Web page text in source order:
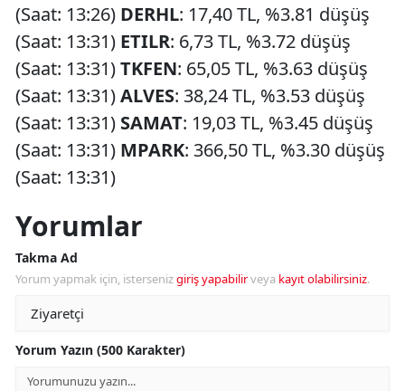
(Saat: 13:26) DERHL: 17,40 TL, %3.81 düşüş
(Saat: 13:31) ETILR: 6,73 TL, %3.72 düşüş
(Saat: 13:31)TKFEN: 65,05 TL, %3.63 düşüş
(Saat: 13:31)ALVES: 38,24 TL, %3.53 düşüş
(Saat: 13:31) SAMAT: 19,03 TL, %3.45 düşüş
(Saat: 13:31) MPARK: 366,50 TL, %3.30 düşüş
(Saat: 13:31)
Yorumlar
Takma Ad
Yorum yapmak için, istersenizgiriş yapabilirveya kayıt olabilirsiniz.
Yorum Yazın (500 Karakter)